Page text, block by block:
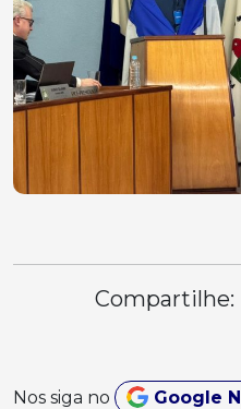
Compartilhe:
Nos siga no Google